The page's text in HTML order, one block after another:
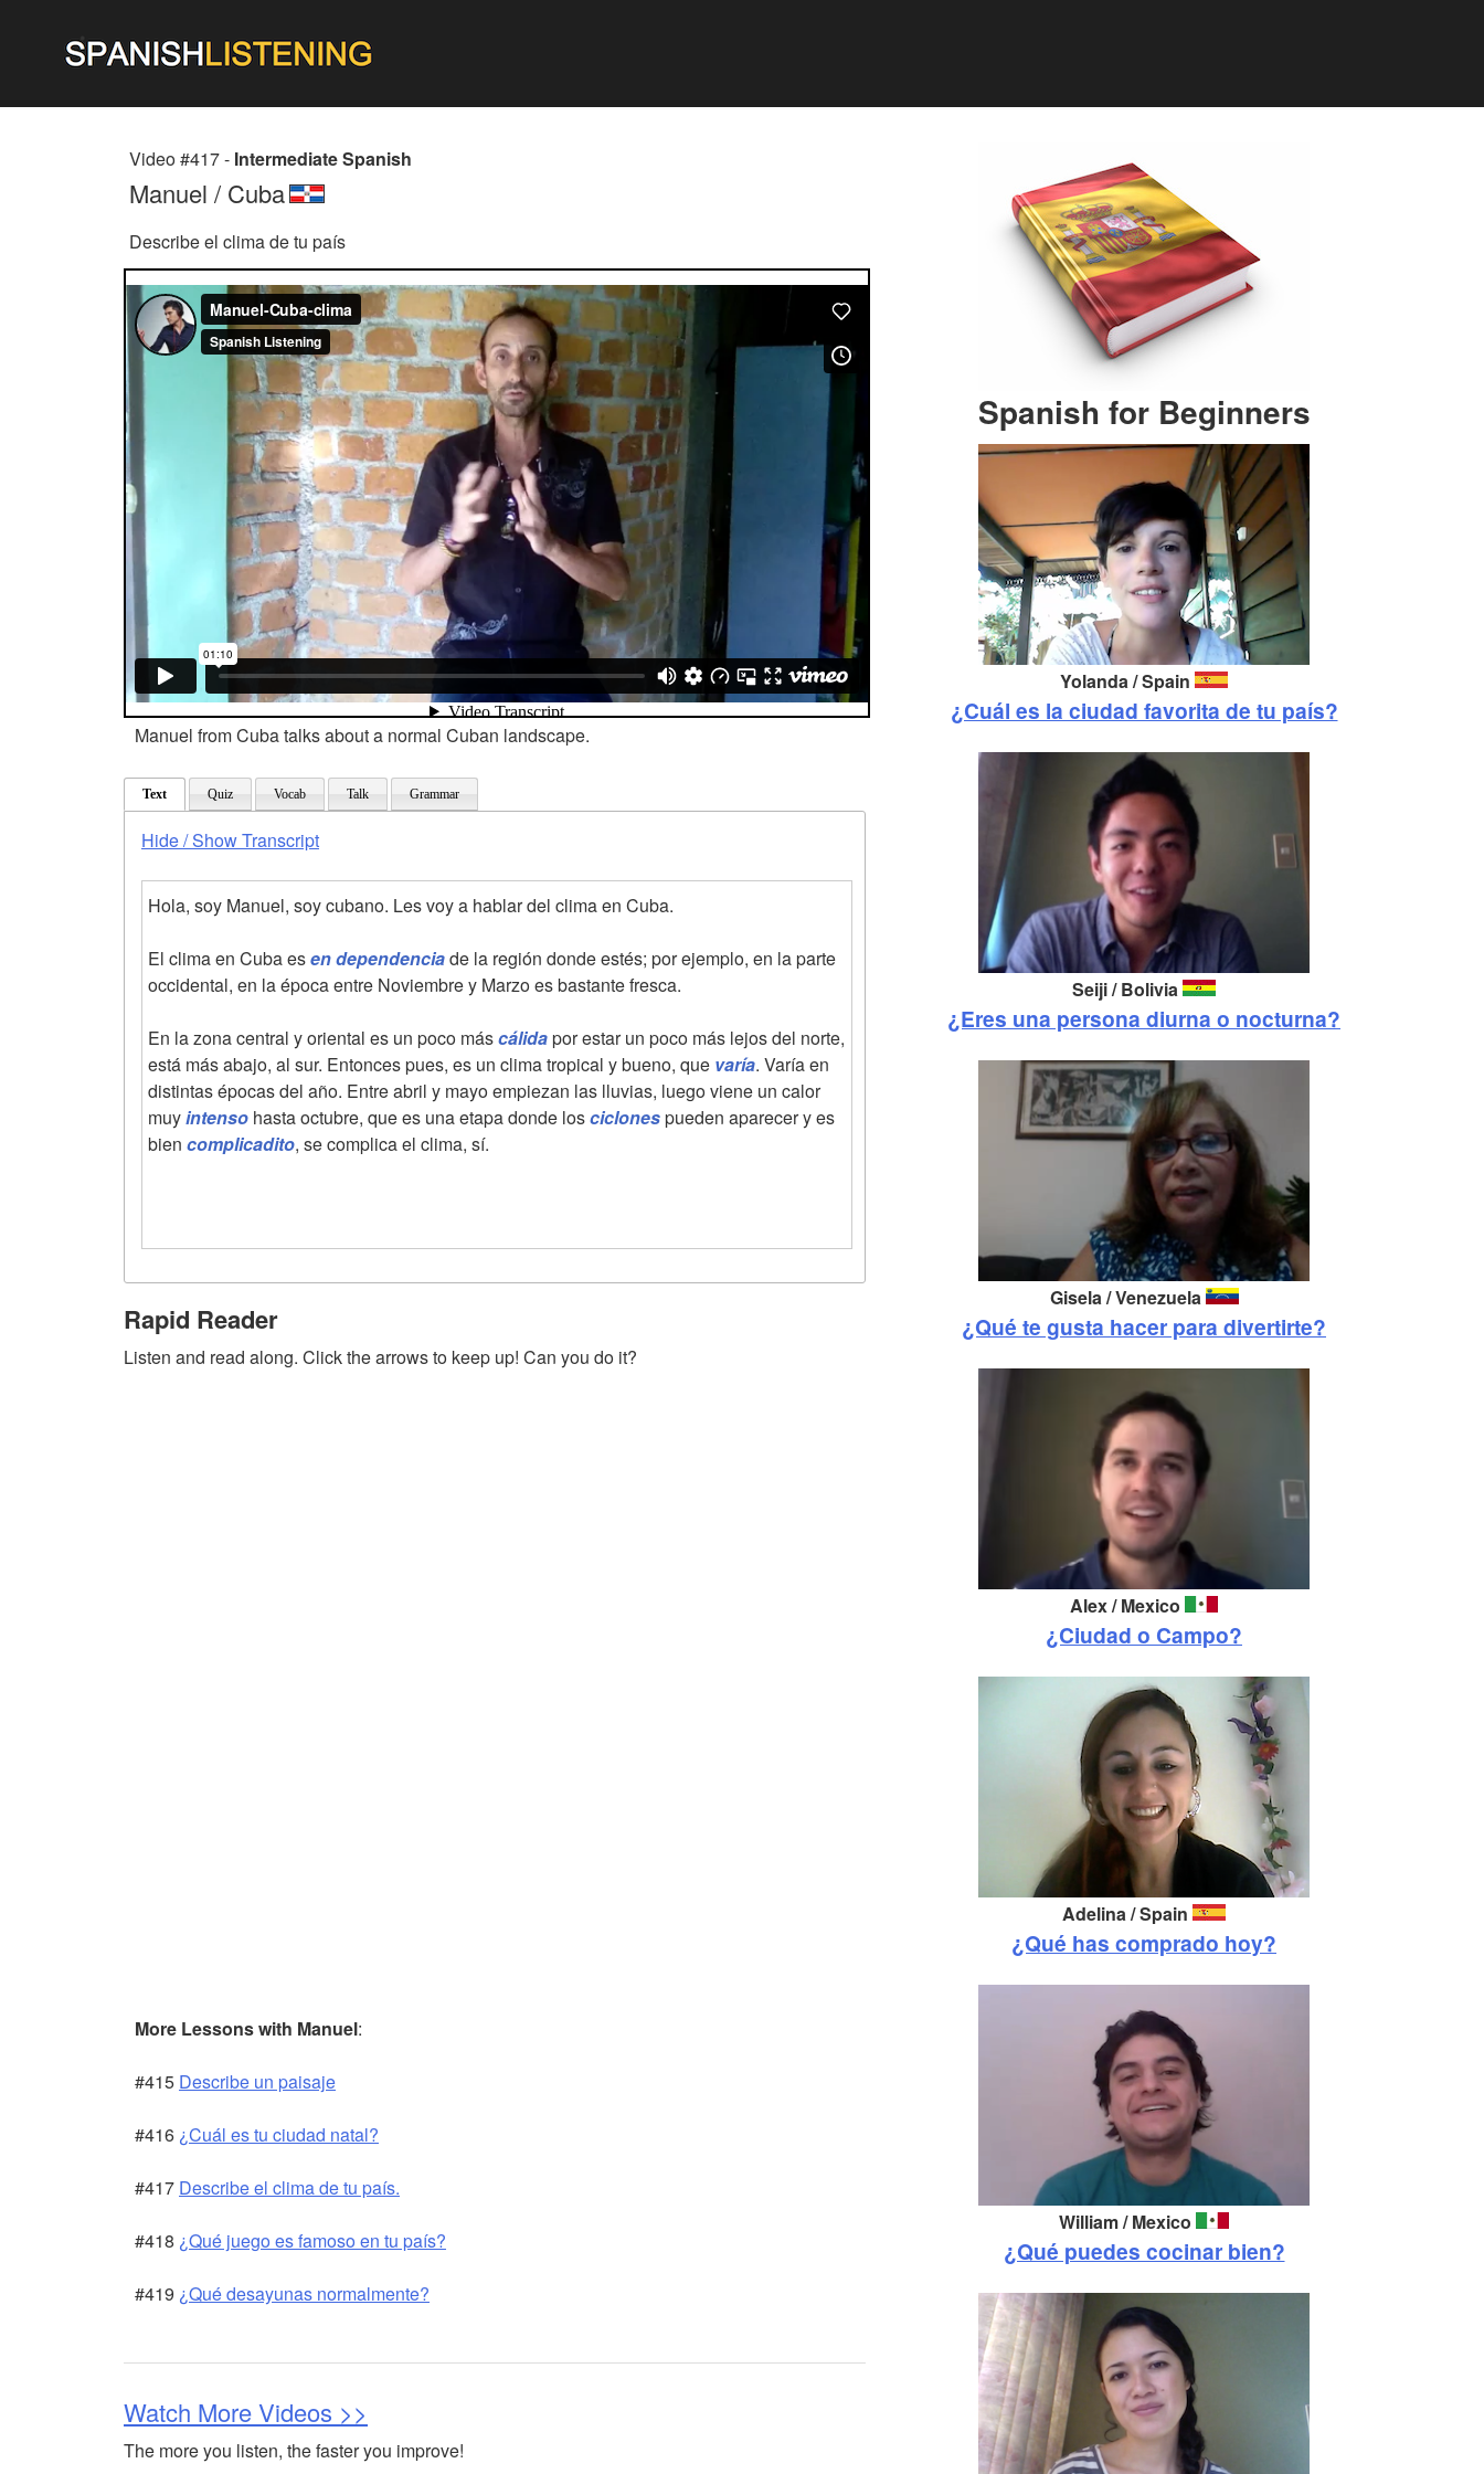
Video #417 - Intermediate Spanish
Manuel / Cuba
Describe el clima de tu país
Manuel from Cuba talks about a normal Cuban landscape.
Text Quiz Vocab Talk Grammar
Hide / Show Transcript
Hola, soy Manuel, soy cubano. Les voy a hablar del clima en Cuba.
El clima en Cuba esen dependenciade la región donde estés; por ejemplo, en la parte
occidental, en la época entre Noviembre y Marzo es bastante fresca.
En la zona central y oriental es un poco máscálidapor estar un poco más lejos del norte,
está más abajo, al sur. Entonces pues, es un clima tropical y bueno, que varía. Varía en
distintas épocas del año. Entre abril y mayo empiezan las lluvias, luego viene un calor
muyintenso hasta octubre, que es una etapa donde losciclonespueden aparecer y es
bien complicadito, se complica el clima, sí.
Rapid Reader
Listen and read along. Click the arrows to keep up! Can you do it?
More Lessons with Manuel:
#415 Describe un paisaje
#416 ¿Cuál es tu ciudad natal?
#417 Describe el clima de tu país.
#418 ¿Qué juego es famoso en tu país?
#419 ¿Qué desayunas normalmente?
Watch More Videos >>
The more you listen, the faster you improve!
Spanish for Beginners
Yolanda / Spain
¿Cuál es la ciudad favorita de tu país?
Seiji / Bolivia
¿Eres una persona diurna o nocturna?
Gisela / Venezuela
¿Qué te gusta hacer para divertirte?
Alex / Mexico
¿Ciudad o Campo?
Adelina /Spain
¿Qué has comprado hoy?
William / Mexico
¿Qué puedes cocinar bien?